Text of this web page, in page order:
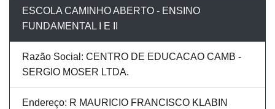
ESCOLA CAMINHO ABERTO - ENSINO
FUNDAMENTAL I E II
Razão Social: CENTRO DE EDUCACAO CAMB -
SERGIO MOSER LTDA.
Endereço: R MAURICIO FRANCISCO KLABIN